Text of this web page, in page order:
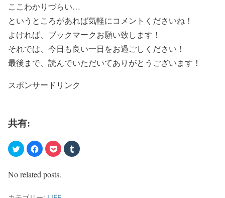
ここわかりづらい…
というところがあれば気軽にコメントくださいね！
よければ、ブックマークお願い致します！
それでは、今日も良い一日をお過ごしください！
最後まで、読んでいただいてありがとうございます！
スポンサードリンク
共有:
No related posts.